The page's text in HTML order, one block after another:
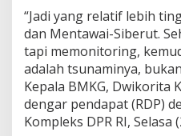
“Jadi yang relatif lebih
dan Mentawai-Siberut.
tapi memonitoring,
adalah tsunaminya,
Kepala BMKG, Dwikorita
dengar pendapat (RDP)
Kompleks DPR RI, Selasa